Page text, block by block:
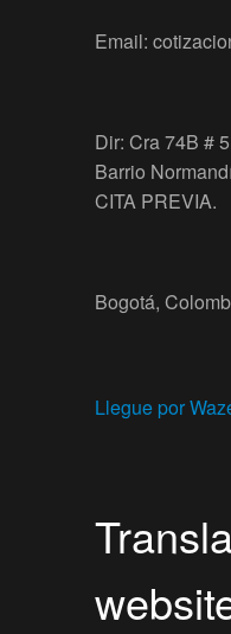
Email:
Dir: Cra 74B #
Barrio
CITA PREVIA.
Bogotá,
Llegue por